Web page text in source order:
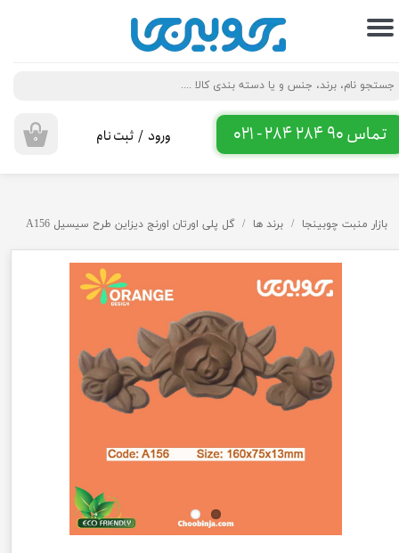
تماس 90 284 284 - 021 ۰ ورود / ثبت نام
حساب کاربری من
تغییر گذر واژه
سفارشات
خروج از حساب کاربری
بازار منبت چوبینجا برند ها گل پلی اورتان اورنج دیزاین طرح سیسیل A156